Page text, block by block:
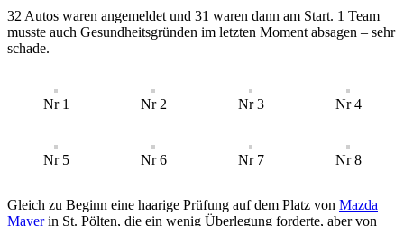
32 Autos waren angemeldet und 31 waren dann am Start. 1 Team
musste auch Gesundheitsgründen im letzten Moment absagen – sehr
schade.
Nr 1 Nr 2 Nr 3 Nr 4
Nr 5 Nr 6 Nr 7 Nr 8
Gleich zu Beginn eine haarige Prüfung auf dem Platz von Mazda
Mayerin St. Pölten, die ein wenig Überlegung forderte, aber von